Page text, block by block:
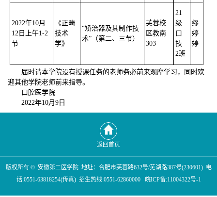
2022年10月
12日上午1-2
节
《正畸
技术
学》
“矫治器及其制作技
术”（第二、三节）
芙蓉校
区教南
303
21
级
口
技
2班
缪
婷
婷
届时请本学院没有授课任务的老师务必前来观摩学习，同时欢
迎其他学院老师前来指导。
口腔医学院
2022年10月9日
返回首页
版权所有 © 安徽第二医学院 地址：合肥市芙蓉路632号/芜湖路387号(230601) 电
话:0551-63818254(传真) 招生热线:0551-62860000 皖ICP备:11004322号-1